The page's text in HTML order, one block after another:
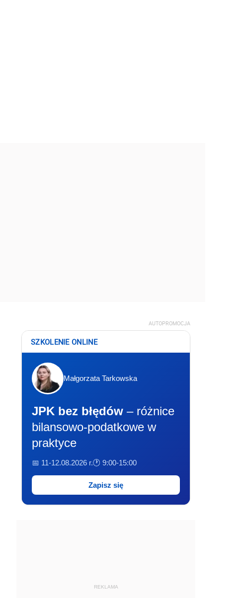
AUTOPROMOCJA
SZKOLENIE ONLINE
Małgorzata Tarkowska
JPK bez błędów – różnice
bilansowo-podatkowe w
praktyce
📅 11-12.08.2026 r.🕐 9:00-15:00
Zapisz się
REKLAMA